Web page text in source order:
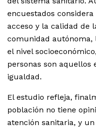
encuestados
acceso y la calidad de
comunidad autónoma,
el nivel
personas son aquellos
igualdad.
El estudio refleja,
población no tiene
atención sanitaria, y